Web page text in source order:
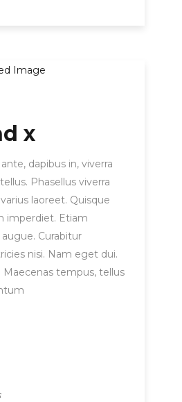
x
dapibus in, viverra
Phasellus viverra
laoreet. Quisque
imperdiet. Etiam
Curabitur
nisi. Nam eget dui.
Maecenas tempus, tellus